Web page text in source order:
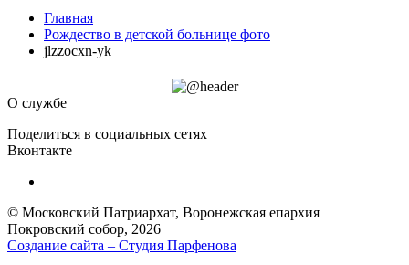
Главная
Рождество в детской больнице фото
jlzzocxn-yk
О службе
Поделиться в социальных сетях
Вконтакте
© Московский Патриархат, Воронежcкая епархия
Покровский собор, 2026
Создание сайта – Cтудия Парфенова